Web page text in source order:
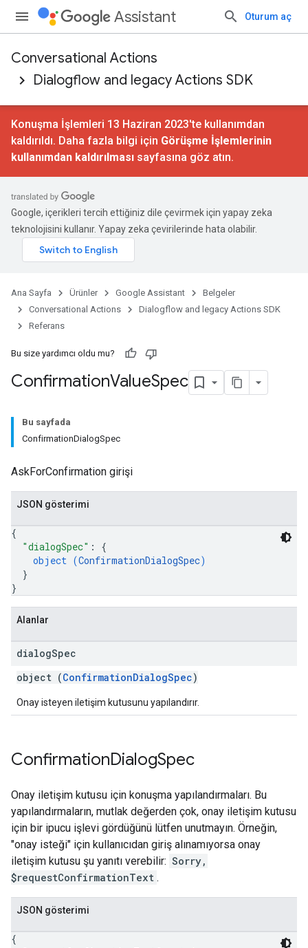
Assistant Oturum aç
Conversational Actions
Dialogflow and legacy Actions SDK
Konuşma İşlemleri 13 Haziran 2023'te kullanımdan
kaldırıldı. Daha fazla bilgi için Görüşme İşlemlerinin
kullanımdan kaldırılması sayfasına göz atın.
Google, içerikleri tercih ettiğiniz dile çevirmek için yapay zeka
teknolojisini kullanır. Yapay zeka çevirilerinde hata olabilir.
Ana Sayfa Ürünler Google Assistant
Belgeler
Conversational Actions
Dialogflow and legacy Actions SDK
Referans
Bu size yardımcı oldu mu?
ConfirmationValueSpec
Bu sayfada
ConfirmationDialogSpec
AskForConfirmation girişi
JSON gösterimi
{
"dialogSpec" : {
object (ConfirmationDialogSpec)
}
}
Alanlar
dialogSpec
object (ConfirmationDialogSpec)
Onay isteyen iletişim kutusunu yapılandırır.
ConfirmationDialogSpec
Onay iletişim kutusu için konuşma yapılandırmaları. Bu
yapılandırmaların, mutlak değerden çok, onay iletişim kutusu
için bir ipucu işlevi gördüğünü lütfen unutmayın. Örneğin,
"onay isteği" için kullanıcıdan giriş alınamıyorsa onay
iletişim kutusu şu yanıtı verebilir: Sorry,
$requestConfirmationText .
JSON gösterimi
{